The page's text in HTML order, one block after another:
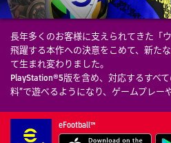
長年多くのお客様に支えられてきた「
飛躍する本作への決意をこめて、新た
て生まれ変わりました。
PlayStation®5版を含め、対応するすべ
料”で遊べるようになり、ゲームプレー
eFootball™